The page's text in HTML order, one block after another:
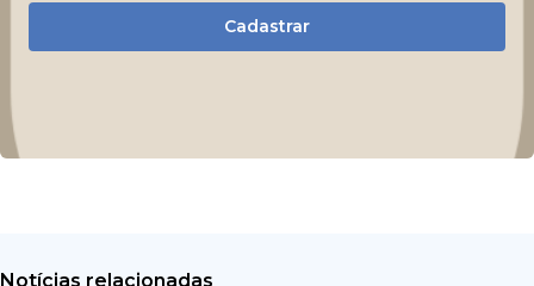
Cadastrar
Notícias relacionadas